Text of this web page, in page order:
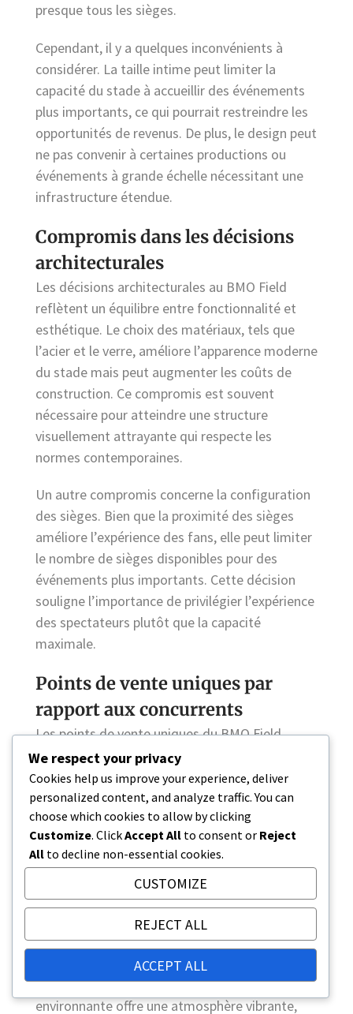
presque tous les sièges.
Cependant, il y a quelques inconvénients à
considérer. La taille intime peut limiter la
capacité du stade à accueillir des événements
plus importants, ce qui pourrait restreindre les
opportunités de revenus. De plus, le design peut
ne pas convenir à certaines productions ou
événements à grande échelle nécessitant une
infrastructure étendue.
Compromis dans les décisions
architecturales
Les décisions architecturales au BMO Field
reflètent un équilibre entre fonctionnalité et
esthétique. Le choix des matériaux, tels que
l’acier et le verre, améliore l’apparence moderne
du stade mais peut augmenter les coûts de
construction. Ce compromis est souvent
nécessaire pour atteindre une structure
visuellement attrayante qui respecte les
normes contemporaines.
Un autre compromis concerne la configuration
des sièges. Bien que la proximité des sièges
améliore l’expérience des fans, elle peut limiter
le nombre de sièges disponibles pour des
événements plus importants. Cette décision
souligne l’importance de privilégier l’expérience
des spectateurs plutôt que la capacité
maximale.
Points de vente uniques par
rapport aux concurrents
Les points de vente uniques du BMO Field
incluent son accent sur la durabilité et
l’engagement communautaire. Le stade intègre
des technologies vertes, telles que des
systèmes de collecte des eaux de pluie, qui
réduisent non seulement l’impact
environnemental mais promeuvent également
une image positive au sein de la communauté.
De plus, l’emplacement du BMO Field dans le
centre-ville de Toronto offre un accès facile
pour les fans, renforçant son attrait par rapport
à des stades plus éloignés. La région
environnante offre une atmosphère vibrante,
We respect your privacy
Cookies help us improve your experience, deliver
personalized content, and analyze traffic. You can
choose which cookies to allow by clicking
Customize. ClickAccept All to consent or Reject
All to decline non-essential cookies.
CUSTOMIZE
REJECT ALL
ACCEPT ALL